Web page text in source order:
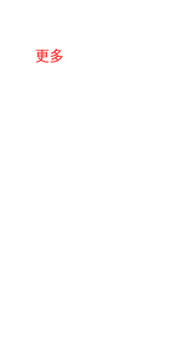
更多